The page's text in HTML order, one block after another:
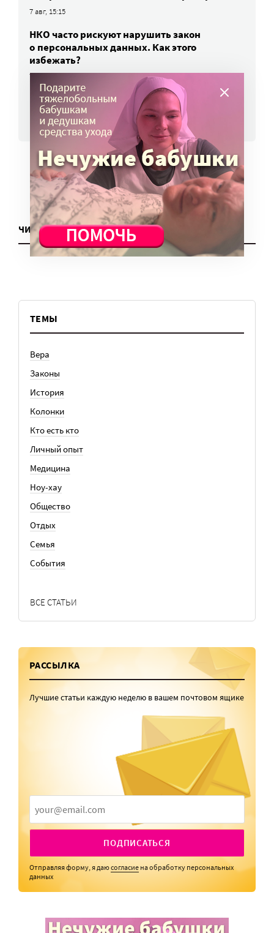
7 авг, 15:15
НКО часто рискуют нарушить закон
о персональных данных. Как этого
избежать?
7 авг, 13:13
ВСЕ НОВОСТИ
ЧИТАТЬ ЕЩЕ
ТЕМЫ
Вера
Законы
История
Колонки
Кто есть кто
Личный опыт
Медицина
Ноу-хау
Общество
Отдых
Семья
События
ВСЕ СТАТЬИ
РАССЫЛКА
Лучшие статьи каждую неделю в вашем почтовом ящике
ПОДПИСАТЬСЯ
Отправляя форму, я даюсогласие на обработку персональных
данных